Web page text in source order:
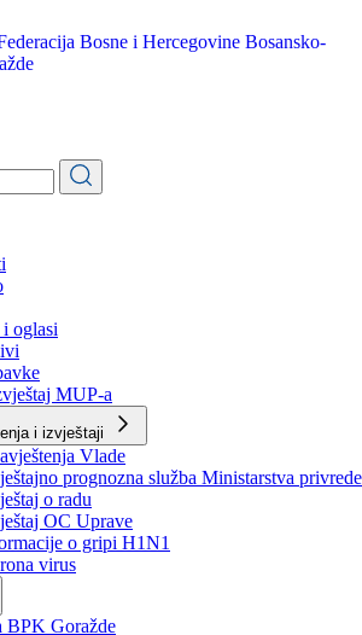
oglasi
MUP-a
i izvještaji
Vlade
prognozna služba Ministarstva privrede
o radu
OC Uprave
o gripi H1N1
virus